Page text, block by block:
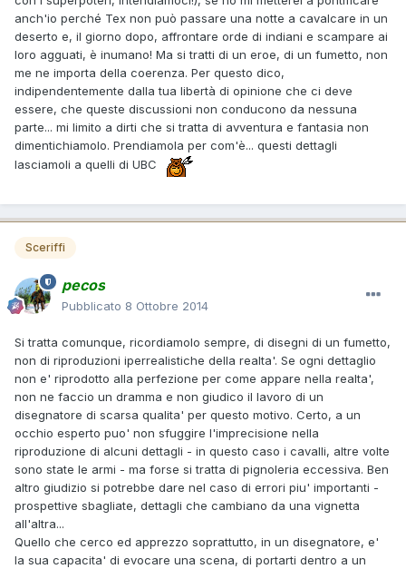
anch'io perché Tex non può passare una notte a cavalcare in un
deserto e, il giorno dopo, affrontare orde di indiani e scampare ai
loro agguati, è inumano! Ma si tratti di un eroe, di un fumetto, non
me ne importa della coerenza. Per questo dico,
indipendentemente dalla tua libertà di opinione che ci deve
essere, che queste discussioni non conducono da nessuna
parte... mi limito a dirti che si tratta di avventura e fantasia non
dimentichiamolo. Prendiamola per com'è... questi dettagli
lasciamoli a quelli di UBC
Sceriffi
pecos
Pubblicato 8 Ottobre 2014
Si tratta comunque, ricordiamolo sempre, di disegni di un fumetto,
non di riproduzioni iperrealistiche della realta'. Se ogni dettaglio
non e' riprodotto alla perfezione per come appare nella realta',
non ne faccio un dramma e non giudico il lavoro di un
disegnatore di scarsa qualita' per questo motivo. Certo, a un
occhio esperto puo' non sfuggire l'imprecisione nella
riproduzione di alcuni dettagli - in questo caso i cavalli, altre volte
sono state le armi - ma forse si tratta di pignoleria eccessiva. Ben
altro giudizio si potrebbe dare nel caso di errori piu' importanti -
prospettive sbagliate, dettagli che cambiano da una vignetta
all'altra...
Quello che cerco ed apprezzo soprattutto, in un disegnatore, e'
la sua capacita' di evocare una scena, di portarti dentro a un